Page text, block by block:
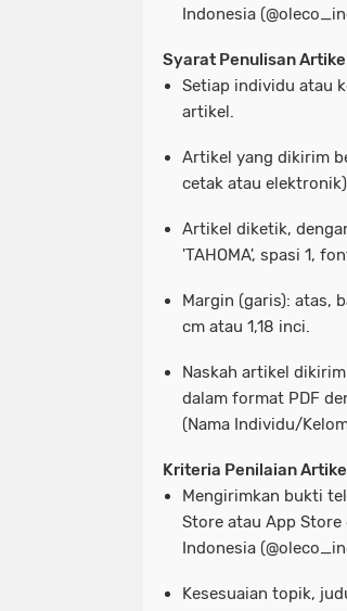
Indonesia
Syarat Penulisan
Setiap individu atau
artikel.
Artikel yang dikirim
cetak atau
Artikel diketik,
'TAHOMA', spasi 1,
Margin (garis): atas,
cm atau 1,18 inci.
Naskah artikel
dalam format PDF
(Nama Individu/
Kriteria Penilaian
Mengirimkan bukti
Store atau App
Indonesia
Kesesuaian topik,